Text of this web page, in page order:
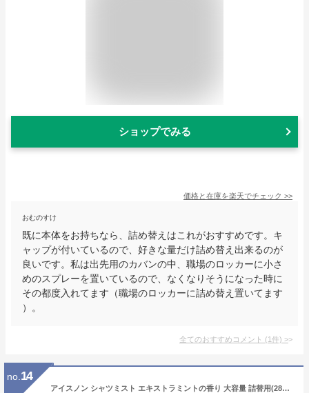
ショップでみる
価格と在庫を楽天でチェック >>
おむのすけ
既に本体をお持ちなら、詰め替えはこれがおすすめです。キ
ャップが付いているので、好きな量だけ詰め替え出来るのが
良いです。私は出先用のカバンの中、職場のロッカーに小さ
めのスプレーを置いているので、なくなりそうになった時に
その都度入れてます（職場のロッカーに詰め替え置いてます
）。
全てのおすすめコメント (1件) >
no. 14
アイスノン シャツミスト エキストラミントの香り 大容量 詰替用(280mL)【humid_4】【アイスノン】[冷却スプレー 冷感 クール ひんやり 暑さ対策グッズ]